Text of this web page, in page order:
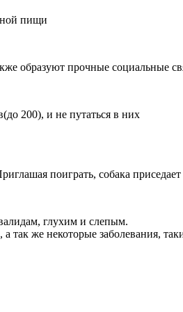
пищи
образуют прочные социальные
200), и не путаться в них
поиграть, собака
глухим и слепым.
так же некоторые заболевания,